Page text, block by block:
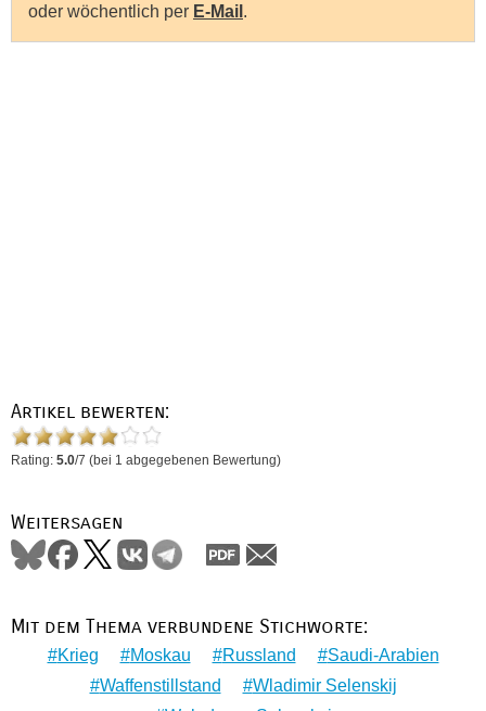
oder wöchentlich per E-Mail .
Artikel bewerten:
Rating: 5.0/7 (bei 1 abgegebenen Bewertung)
Weitersagen
Mit dem Thema verbundene Stichworte:
Krieg Moskau Russland
Saudi-Arabien
Waffenstillstand
Wladimir Selenskij